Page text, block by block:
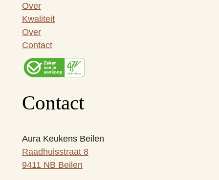
Over
Kwaliteit
Over
Contact
Contact
Aura Keukens Beilen
Raadhuisstraat 8
9411 NB Beilen